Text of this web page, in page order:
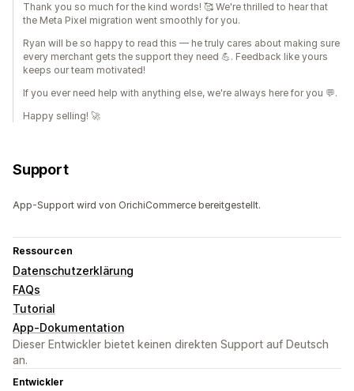
Thank you so much for the kind words! 🥰 We're thrilled to hear that
the Meta Pixel migration went smoothly for you.
Ryan will be so happy to read this — he truly cares about making sure
every merchant gets the support they need 💪. Feedback like yours
keeps our team motivated!
If you ever need help with anything else, we're always here for you 💬.
Happy selling! 🚀
Support
App-Support wird von OrichiCommerce bereitgestellt.
Ressourcen
Datenschutzerklärung
FAQs
Tutorial
App-Dokumentation
Dieser Entwickler bietet keinen direkten Support auf Deutsch
an.
Entwickler